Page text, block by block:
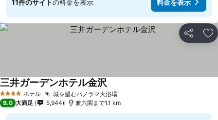
11件のサイトの料金を表示 料金を表示
シェア お
4 ホテルのランク
ホテル 城を望むパノラマ大浴場料金を表示
三井ガーデンホテル金沢料金を表示
9.0 大満足 5,944 兼六園まで1.1 km